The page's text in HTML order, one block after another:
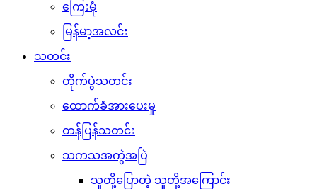
ကြေးမုံ
မြန်မာ့အလင်း
သတင်း
တိုက်ပွဲသတင်း
ထောက်ခံအားပေးမှု
တန်ပြန်သတင်း
သကသအကွဲအပြဲ
သူတို့ပြောတဲ့ သူတို့အကြောင်း